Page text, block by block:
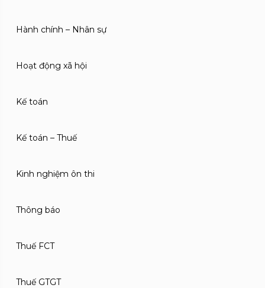
Hành chính – Nhân sự
Hoạt động xã hội
Kế toán
Kế toán – Thuế
Kinh nghiệm ôn thi
Thông báo
Thuế FCT
Thuế GTGT